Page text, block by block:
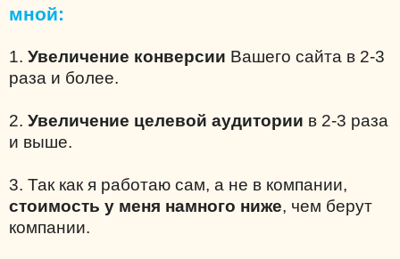
мной:
1. Увеличение конверсии Вашего сайта в 2-3
раза и более.
2. Увеличение целевой аудитории в 2-3 раза
и выше.
3. Так как я работаю сам, а не в компании,
стоимость у меня намного ниже, чем берут
компании.